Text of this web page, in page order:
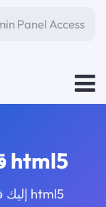
Panel Access
قائمة ميزات الدردشة html5
إليك قائمة غير حصرية بميزات الدردشة html5